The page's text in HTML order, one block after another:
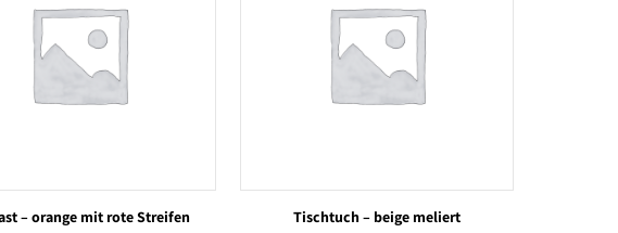
– orange mit rote Streifen Tischtuch – beige meliert